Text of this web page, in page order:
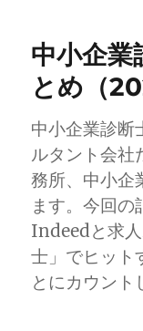
診
士
求
人
報
ま
と
（
年
中小企業
とめ（
中小企業診断
ルタント会社
務所、中小企
ます。今回の
Indeedと求
士」でヒット
とにカウント